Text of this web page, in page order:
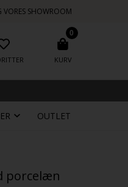
VORES SHOWROOM
0
KURV
OUTLET
porcelæn